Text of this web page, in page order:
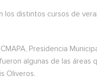
los distintos cursos de
Presidencia
algunas de las áreas
Oliveros.